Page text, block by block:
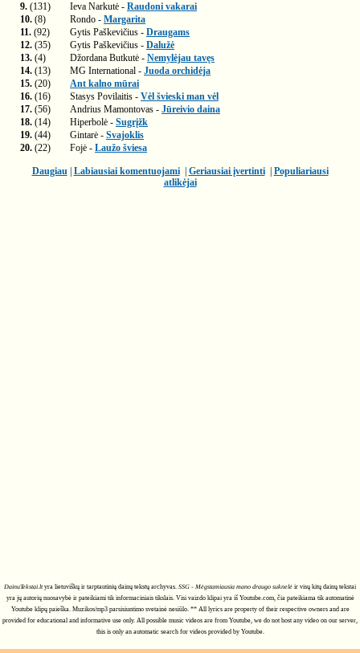
9. (131) Ieva Narkutė - Raudoni vakarai
10. (8) Rondo - Margarita
11. (92) Gytis Paškevičius - Draugams
12. (35) Gytis Paškevičius - Dalužė
13. (4) Džordana Butkutė - Nemylėjau tavęs
14. (13) MG International - Juoda orchidėja
15. (20)
Ant kalno mūrai
16. (16) Stasys Povilaitis - Vėl švieski man vėl
17. (56) Andrius Mamontovas - Jūreivio daina
18. (14) Hiperbolė - Sugrįžk
19. (44) Gintarė - Svajoklis
20. (22) Fojė - Laužo šviesa
Daugiau| Labiausiai komentuojami| Geriausiai įvertinti| Populiariausi
atlikėjai
DainuTekstai.ltyra lietuviškų ir tarptautinių dainų tekstų archyvas. SSG - Mėgstamiausia mano draugo suknelė ir visų kitų dainų tekstai
yra jų autorių nuosavybė ir pateikiami tik informaciniais tikslais. Visi vaizdo klipai yra iš Youtube.com, čia pateikiama tik automatinė
Youtube klipų paieška. Muzikos/mp3 parsisiuntimo svetainė nesiūlo. ** All lyrics are property of their respective owners and are
provided for educational and informative use only. All possible music videos are from Youtube, we do not host any video on our server,
this is only an automatic search for videos provided by Youtube.